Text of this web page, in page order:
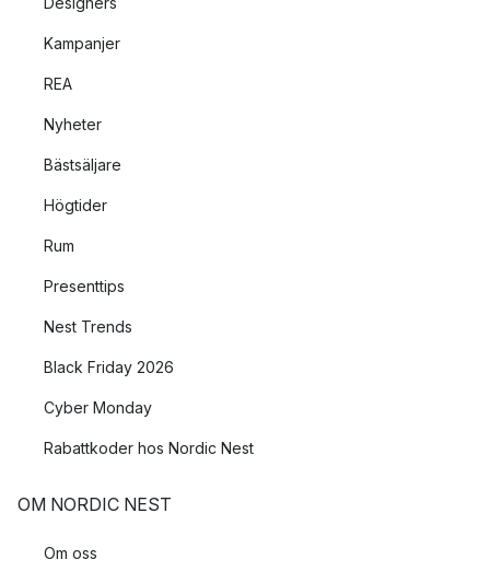
Kampanjer
REA
Nyheter
Bästsäljare
Högtider
Rum
Presenttips
Nest Trends
Black Friday 2026
Cyber Monday
Rabattkoder hos Nordic Nest
OM NORDIC NEST
Om oss